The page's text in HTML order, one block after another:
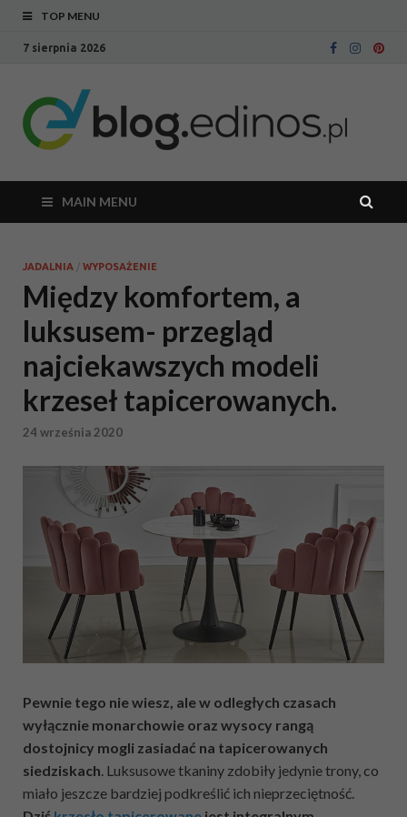
TOP MENU
7 sierpnia 2026
Edinos
MAIN MENU
JADALNIA / WYPOSAŻENIE
Między komfortem, a
luksusem- przegląd
najciekawszych modeli
krzeseł tapicerowanych.
24 września 2020
Pewnie tego nie wiesz, ale w odległych czasach
wyłącznie monarchowie oraz wysocy rangą
dostojnicy mogli zasiadać na tapicerowanych
siedziskach. Luksusowe tkaniny zdobiły jedynie trony, co
miało jeszcze bardziej podkreślić ich nieprzeciętność.